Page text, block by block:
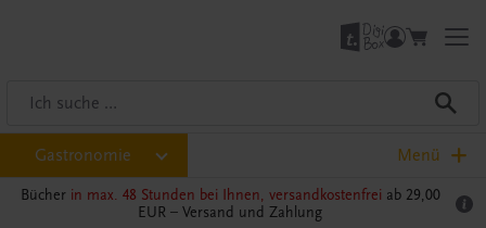
Gastronomie Menü
Bücher in max. 48 Stunden bei Ihnen, versandkostenfrei ab 29,00
EUR – Versand und Zahlung